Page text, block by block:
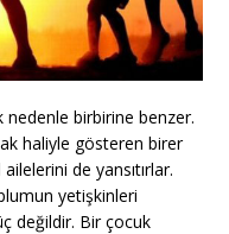
birbirine benzer.
haliyle gösteren birer
de yansıtırlar.
yetişkinleri
değildir. Bir çocuk